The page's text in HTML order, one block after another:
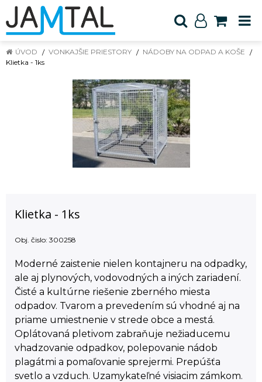
ÚVOD VONKAJŠIE PRIESTORY
NÁDOBY NA ODPAD A KOŠE
Klietka - 1ks
Klietka - 1ks
Obj. čislo: 300258
Moderné zaistenie nielen kontajneru na odpadky,
ale aj plynových, vodovodných a iných zariadení.
Čisté a kultúrne riešenie zberného miesta
odpadov. Tvarom a prevedením sú vhodné aj na
priame umiestnenie v strede obce a mestá.
Oplátovaná pletivom zabraňuje nežiaducemu
vhadzovanie odpadkov, polepovanie nádob
plagátmi a pomaľovanie sprejermi. Prepúšťa
svetlo a vzduch. Uzamykateľné visiacim zámkom.